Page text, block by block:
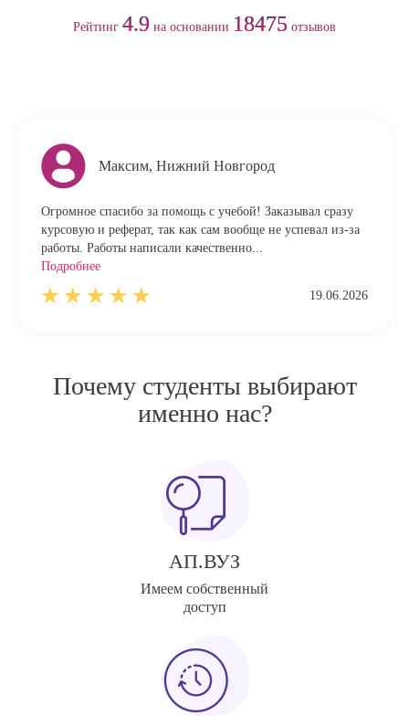
Рейтинг 4.9 на основании 18475 отзывов
Максим, Нижний Новгород
Огромное спасибо за помощь с учебой! Заказывал сразу
курсовую и реферат, так как сам вообще не успевал из-за
работы. Работы написали качественно...
Подробнее
19.06.2026
Почему студенты выбирают
именно нас?
АП.ВУЗ
Имеем собственный
доступ